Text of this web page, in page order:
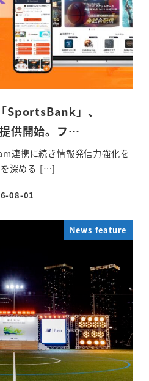
SportsBank」、
供開始。フ…
連携に続き情報発信力強化を
を深める […]
08-01
News feature